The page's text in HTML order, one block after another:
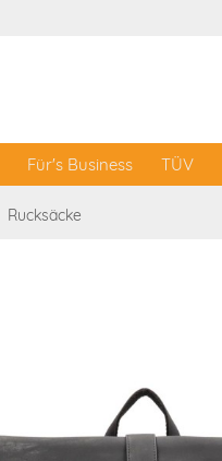
Für's Business TÜV
Rucksäcke